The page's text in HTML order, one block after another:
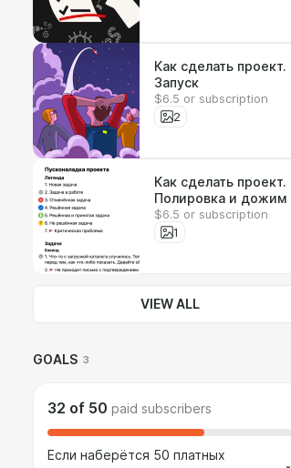
Как сделать проект.
Запуск
$6.5 or subscription
2
Как сделать проект.
Полировка и дожим
$6.5 or subscription
1
VIEW ALL
GOALS 3
32 of 50 paid subscribers
Если наберётся 50 платных